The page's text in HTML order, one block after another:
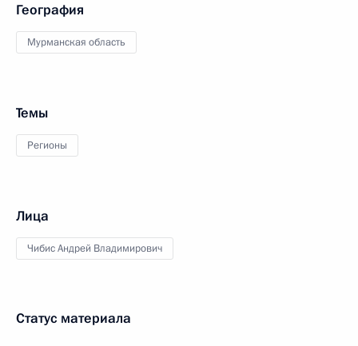
География
Мурманская область
Темы
Регионы
Лица
Чибис Андрей Владимирович
Статус материала